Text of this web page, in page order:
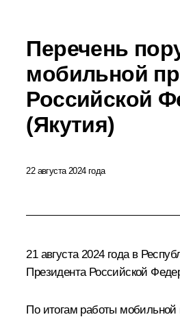
Перечень
мобильной
Российской
(Якутия)
22 августа 2024 года
21 августа 2024 года в
Президента Российской
По итогам работы